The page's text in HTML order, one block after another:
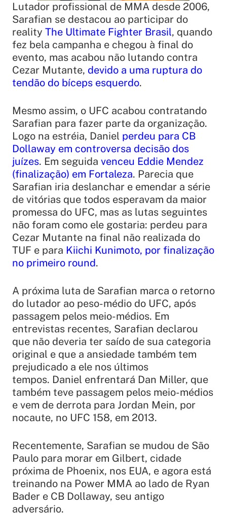
Lutador profissional de MMA desde 2006,
Sarafian se destacou ao participar do
reality The Ultimate Fighter Brasil, quando
fez bela campanha e chegou à final do
evento, mas acabou não lutando contra
Cezar Mutante, devido a uma ruptura do
tendão do bíceps esquerdo.
Mesmo assim, o UFC acabou contratando
Sarafian para fazer parte da organização.
Logo na estréia, Daniel perdeu para CB
Dollaway em controversa decisão dos
juízes. Em seguida venceu Eddie Mendez
(finalização) em Fortaleza. Parecia que
Sarafian iria deslanchar e emendar a série
de vitórias que todos esperavam da maior
promessa do UFC, mas as lutas seguintes
não foram como ele gostaria: perdeu para
Cezar Mutante na final não realizada do
TUF e para Kiichi Kunimoto, por finalização
no primeiro round.
A próxima luta de Sarafian marca o retorno
do lutador ao peso-médio do UFC, após
passagem pelos meio-médios. Em
entrevistas recentes, Sarafian declarou
que não deveria ter saído de sua categoria
original e que a ansiedade também tem
prejudicado a ele nos últimos
tempos. Daniel enfrentará Dan Miller, que
também teve passagem pelos meio-médios
e vem de derrota para Jordan Mein, por
nocaute, no UFC 158, em 2013.
Recentemente, Sarafian se mudou de São
Paulo para morar em Gilbert, cidade
próxima de Phoenix, nos EUA, e agora está
treinando na Power MMA ao lado de Ryan
Bader e CB Dollaway, seu antigo
adversário.